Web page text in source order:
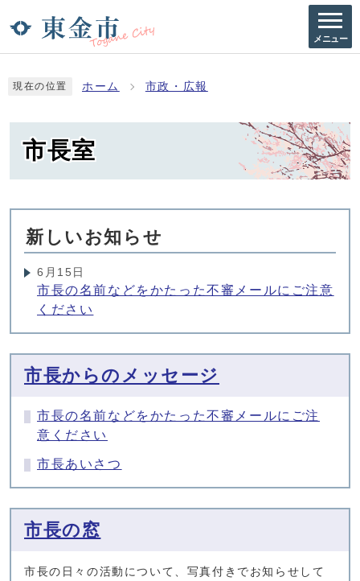
メニュー
現在の位置 ホーム 市政・広報
市長室
新しいお知らせ
6月15日
市長の名前などをかたった不審メールにご注意
ください
市長からのメッセージ
市長の名前などをかたった不審メールにご注
意ください
市長あいさつ
市長の窓
市長の日々の活動について、写真付きでお知らせして